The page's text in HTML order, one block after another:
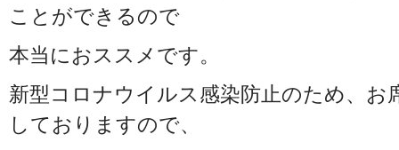
ことができるので
本当におススメです。
新型コロナウイルス感染防止のため、お
しておりますので、